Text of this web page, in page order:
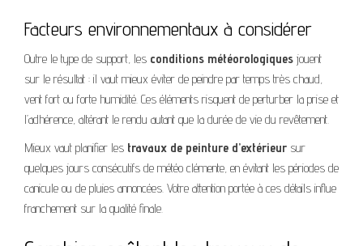
Facteurs environnementaux à considérer
Outre le type de support, les conditions météorologiques jouent
sur le résultat : il vaut mieux éviter de peindre par temps très chaud,
vent fort ou forte humidité. Ces éléments risquent de perturber la prise et
l’adhérence, altérant le rendu autant que la durée de vie du revêtement.
Mieux vaut planifier les travaux de peinture d’extérieur sur
quelques jours consécutifs de météo clémente, en évitant les périodes de
canicule ou de pluies annoncées. Votre attention portée à ces détails influe
franchement sur la qualité finale.